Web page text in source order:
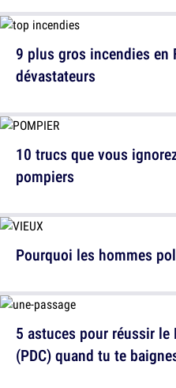
10 trucs que vous
pompiers
5 astuces pour réussir le
(PDC) quand tu te
9 plus gros incendies en
dévastateurs
Pourquoi les hommes